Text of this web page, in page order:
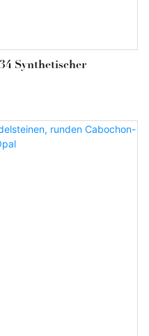
Synthetischer